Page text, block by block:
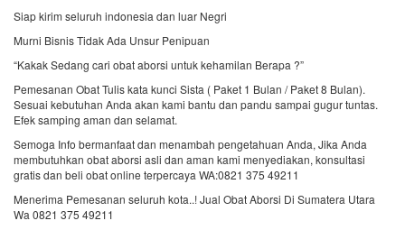
Siap kirim seluruh indonesia dan luar Negri
Murni Bisnis Tidak Ada Unsur Penipuan
“Kakak Sedang cari obat aborsi untuk kehamilan Berapa ?”
Pemesanan Obat Tulis kata kunci Sista ( Paket 1 Bulan / Paket 8 Bulan).
Sesuai kebutuhan Anda akan kami bantu dan pandu sampai gugur tuntas.
Efek samping aman dan selamat.
Semoga Info bermanfaat dan menambah pengetahuan Anda, Jika Anda
membutuhkan obat aborsi asli dan aman kami menyediakan, konsultasi
gratis dan beli obat online terpercaya WA:0821 375 49211
Menerima Pemesanan seluruh kota..! Jual Obat Aborsi Di Sumatera Utara
Wa 0821 375 49211